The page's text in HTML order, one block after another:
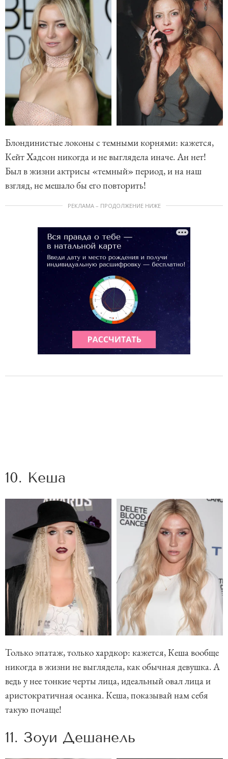
Блондинистые локоны с темными корнями: кажется,
Кейт Хадсон никогда и не выглядела иначе. Ан нет!
Был в жизни актрисы «темный» период, и на наш
взгляд, не мешало бы его повторить!
РЕКЛАМА – ПРОДОЛЖЕНИЕ НИЖЕ
10. Кеша
Только эпатаж, только хардкор: кажется, Кеша вообще
никогда в жизни не выглядела, как обычная девушка. А
ведь у нее тонкие черты лица, идеальный овал лица и
аристократичная осанка. Кеша, показывай нам себя
такую почаще!
11. Зоуи Дешанель